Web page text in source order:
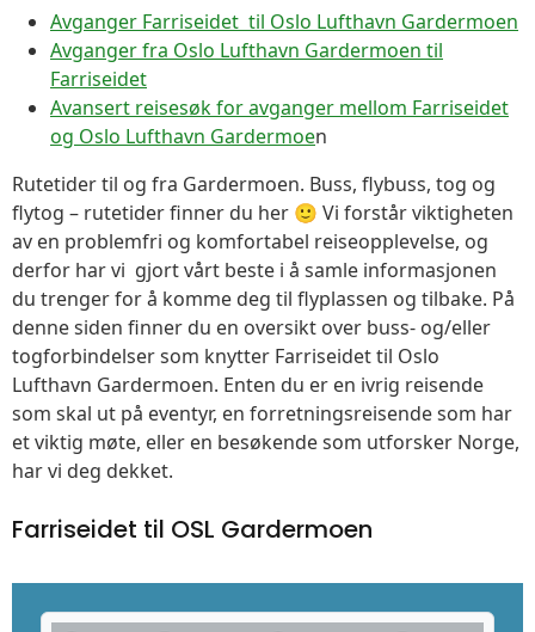
Avganger Farriseidet til Oslo Lufthavn Gardermoen
Avganger fra Oslo Lufthavn Gardermoen til
Farriseidet
Avansert reisesøk for avganger mellom Farriseidet
og Oslo Lufthavn Gardermoen
Rutetider til og fra Gardermoen. Buss, flybuss, tog og
flytog – rutetider finner du her 🙂 Vi forstår viktigheten
av en problemfri og komfortabel reiseopplevelse, og
derfor har vi gjort vårt beste i å samle informasjonen
du trenger for å komme deg til flyplassen og tilbake. På
denne siden finner du en oversikt over buss- og/eller
togforbindelser som knytter Farriseidet til Oslo
Lufthavn Gardermoen. Enten du er en ivrig reisende
som skal ut på eventyr, en forretningsreisende som har
et viktig møte, eller en besøkende som utforsker Norge,
har vi deg dekket.
Farriseidet til OSL Gardermoen